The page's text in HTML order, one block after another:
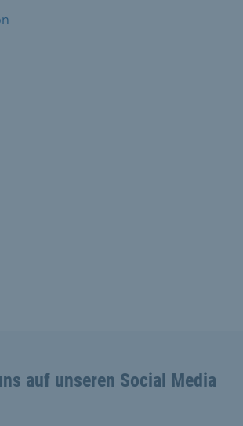
auf unseren Social Media